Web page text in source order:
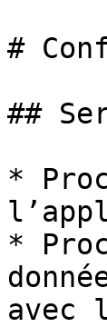
#
##
*
*
avec